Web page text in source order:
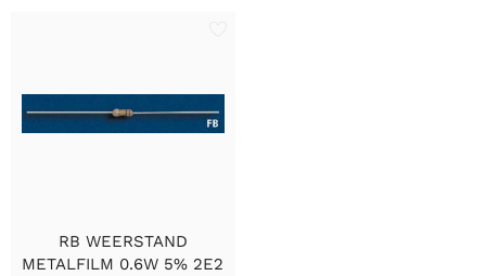
RB WEERSTAND
METALFILM 0.6W 5% 2E2